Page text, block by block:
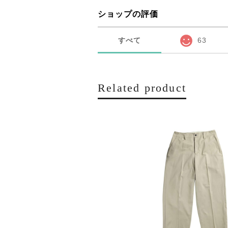
ショップの評価
すべて 63
Related product